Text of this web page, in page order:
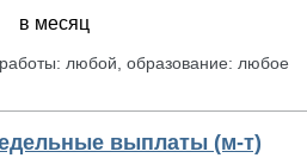
в месяц
любой, образование: любое
выплаты (м-т)